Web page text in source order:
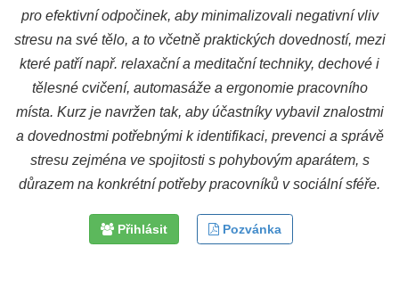
pro efektivní odpočinek, aby minimalizovali negativní vliv
stresu na své tělo, a to včetně praktických dovedností, mezi
které patří např. relaxační a meditační techniky, dechové i
tělesné cvičení, automasáže a ergonomie pracovního
místa. Kurz je navržen tak, aby účastníky vybavil znalostmi
a dovednostmi potřebnými k identifikaci, prevenci a správě
stresu zejména ve spojitosti s pohybovým aparátem, s
důrazem na konkrétní potřeby pracovníků v sociální sféře.
Přihlásit Pozvánka